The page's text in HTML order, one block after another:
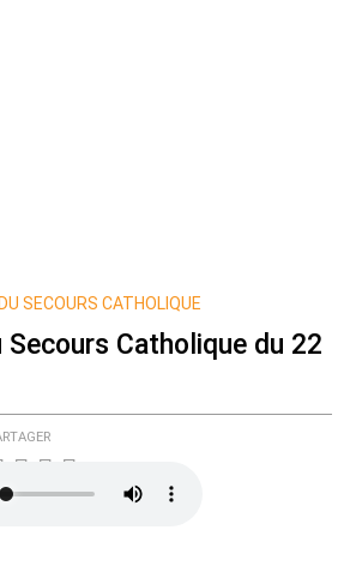
SECOURS CATHOLIQUE
Secours Catholique du 22